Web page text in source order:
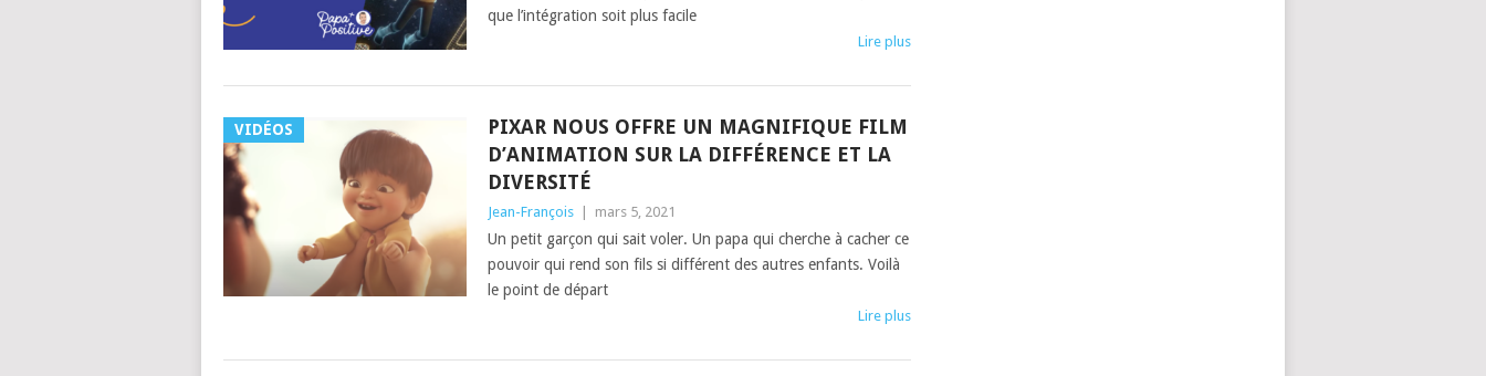
que l’intégration soit plus facile
Lire plus
VIDÉOS
PIXAR NOUS OFFRE UN MAGNIFIQUE FILM
D’ANIMATION SUR LA DIFFÉRENCE ET LA
DIVERSITÉ
Jean-François mars 5, 2021
Un petit garçon qui sait voler. Un papa qui cherche à cacher ce
pouvoir qui rend son fils si différent des autres enfants. Voilà
le point de départ
Lire plus